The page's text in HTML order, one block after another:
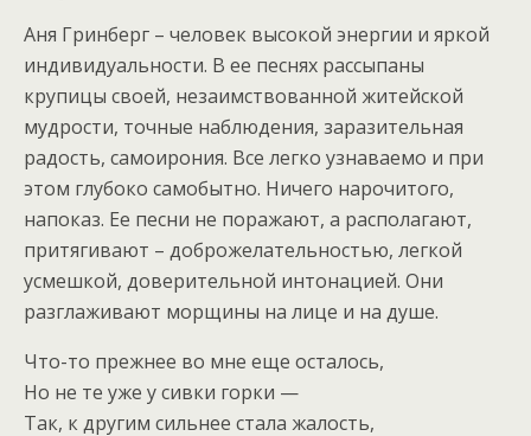
Аня Гринберг – человек высокой энергии и яркой
индивидуальности. В ее песнях рассыпаны
крупицы своей, незаимствованной житейской
мудрости, точные наблюдения, заразительная
радость, самоирония. Все легко узнаваемо и при
этом глубоко самобытно. Ничего нарочитого,
напоказ. Ее песни не поражают, а располагают,
притягивают – доброжелательностью, легкой
усмешкой, доверительной интонацией. Они
разглаживают морщины на лице и на душе.
Что-то прежнее во мне еще осталось,
Но не те уже у сивки горки —
Так, к другим сильнее стала жалость,